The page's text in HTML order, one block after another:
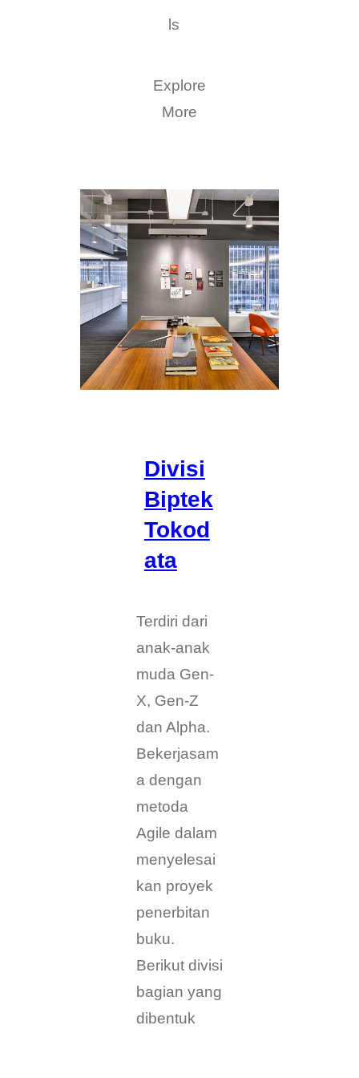
ls
Explore
More
Divisi
Biptek
Tokod
ata
Terdiri dari
anak-anak
muda Gen-
X, Gen-Z
dan Alpha.
Bekerjasam
a dengan
metoda
Agile dalam
menyelesai
kan proyek
penerbitan
buku.
Berikut divisi
bagian yang
dibentuk